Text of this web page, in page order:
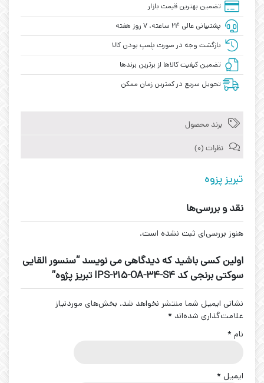
تضمین بهترین قیمت بازار
پشتیبانی عالی ۲۴ ساعته، ۷ روز هفته
بازگشت وجه در صورت پلمپ بودن کالا
تضمین کیفیت کالاها از برترین برندها
تحویل سریع در کمترین زمان ممکن
برند محصول
نظرات (0)
تبریز پزوه
نقد و بررسی‌ها
هنوز بررسی‌ای ثبت نشده است.
اولین کسی باشید که دیدگاهی می نویسد “سنسور القایی
سوکتی برنجی کد IPS-215-OA-34-S4 تبریز پژوه”
نشانی ایمیل شما منتشر نخواهد شد. بخش‌های موردنیاز
علامت‌گذاری شده‌اند *
نام *
ایمیل *